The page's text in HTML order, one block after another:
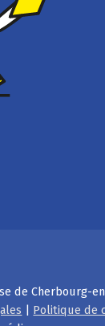
de Cherbourg-
| Politique de